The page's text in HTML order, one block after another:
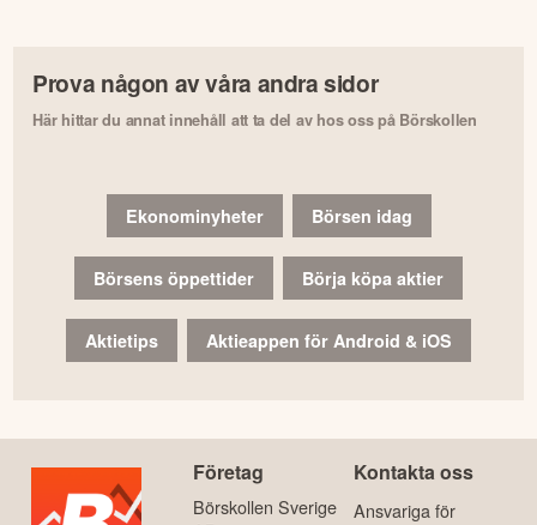
Prova någon av våra andra sidor
Här hittar du annat innehåll att ta del av hos oss på Börskollen
Ekonominyheter Börsen idag
Börsens öppettider Börja köpa aktier
Aktietips Aktieappen för Android & iOS
Företag
Börskollen Sverige
Kontakta oss
Ansvariga för